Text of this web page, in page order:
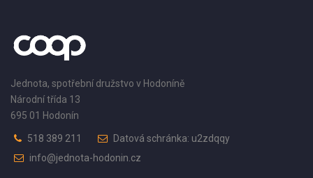
Jednota, spotřební družstvo v Hodoníně
Národní třída 13
695 01 Hodonín
518 389 211
Datová schránka: u2zdqqy
info@jednota-hodonin.cz